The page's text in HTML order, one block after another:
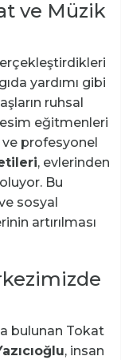
ve Müzik
yardımı gibi
ruhsal
eğitmenleri
ve profesyonel
, evlerinden
Bu
sosyal
artırılması
bulunan Tokat
, insan